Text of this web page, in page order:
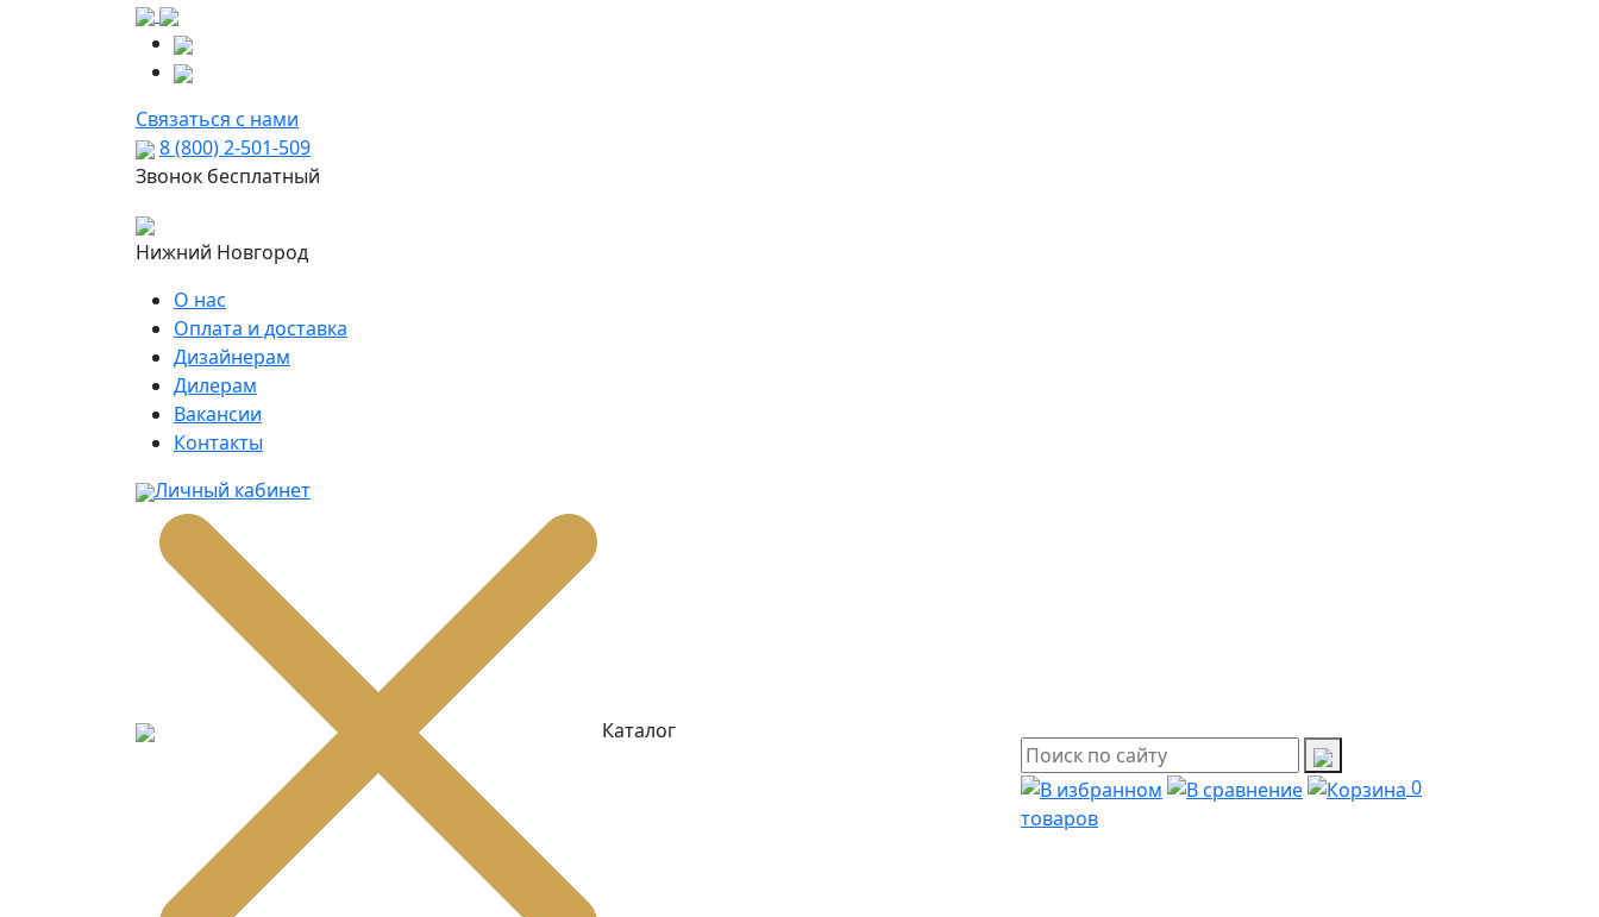
Связаться с нами
8 (800) 2-501-509
Звонок бесплатный
Нижний Новгород
О нас
Оплата и доставка
Дизайнерам
Дилерам
Вакансии
Контакты
Личный кабинет
Каталог
0
товаров